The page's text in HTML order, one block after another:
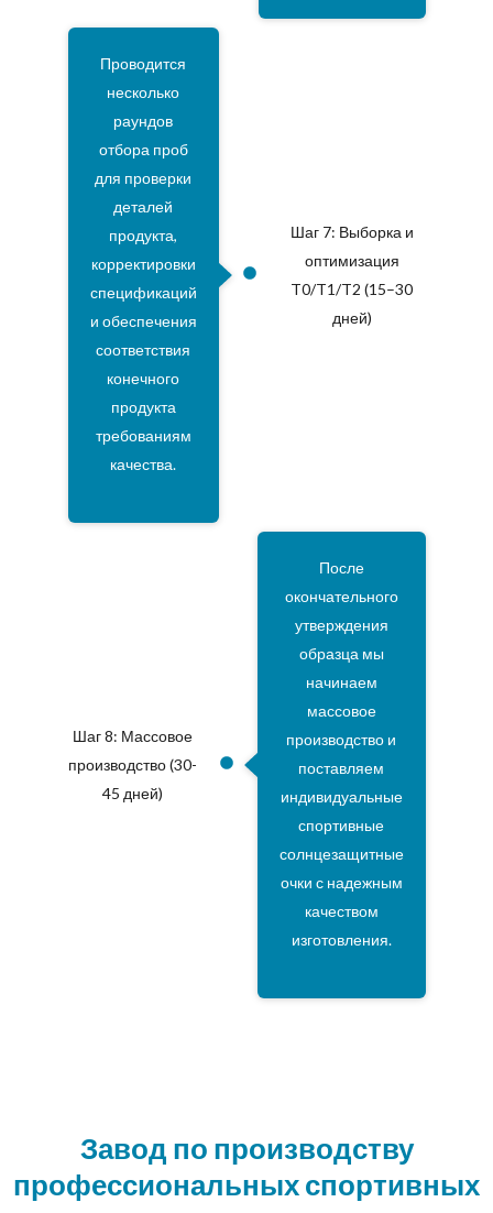
Проводится
несколько
раундов
отбора проб
для проверки
деталей
продукта,
корректировки
спецификаций
и обеспечения
соответствия
конечного
продукта
требованиям
качества.
Шаг 7: Выборка и
оптимизация
T0/T1/T2 (15–30
дней)
После
окончательного
утверждения
образца мы
начинаем
массовое
производство и
поставляем
индивидуальные
спортивные
солнцезащитные
очки с надежным
качеством
изготовления.
Шаг 8: Массовое
производство (30-
45 дней)
Завод по производству
профессиональных спортивных